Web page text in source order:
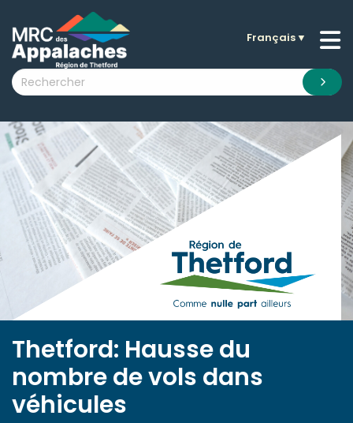
submenu (La MRC )
submenu (Citoyens )
submenu (Visiteurs )
submenu (Nouvelles )
submenu (Documentation )
Français▼
Thetford: Hausse du
nombre de vols dans
véhicules